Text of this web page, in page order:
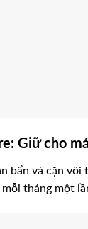
Giữ cho
bẩn và cặn vôi
tháng một